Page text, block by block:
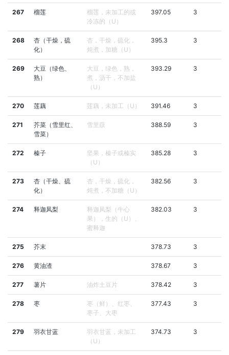
267 榴莲
榴莲，未加工的或
冷冻的（U）
397.05 3
268
杏（干燥，硫
化）
杏，干燥，硫化，
炖煮，加糖（U）
395.3 3
269
大豆（绿色、
熟）
大豆，绿色，熟，
煮，沥干，不加盐
（U）
393.29 3
270 莲藕 莲藕，未加工（U） 391.46 3
271
芥菜（雪里红、
雪菜）
雪里蕻 388.59 3
272 榛子
坚果，榛子或榛实
（U）
385.28 3
273
杏（干燥、硫
化）
杏，干燥，硫化，
炖煮，不加糖（U）
382.56 3
274 释迦凤梨
释迦凤梨（牛心
果），生的（U）、
蜜释迦
382.03 3
275 芥末 378.73 3
276 黄油渣 378.67 3
277 薯片 油炸土豆片 378.42 3
278 枣
枣（鲜）、红枣、
枣子、大枣
377.43 3
279 羽衣甘蓝
羽衣甘蓝，未加工
（U）
374.73 3